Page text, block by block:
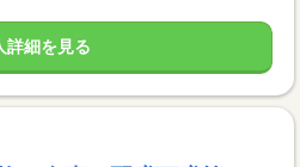
詳細を見る